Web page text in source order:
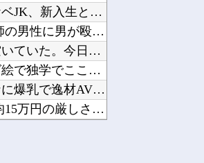
【画像】ドスケベJK、新入生といきなりエッチwwwww
【動画】 看護師の男性に男が殴りかかるが…看護師が柔術使いだ...
彼女はお腹が空いていた。今日はおひとり様で！ → 一蘭みたい...
絵師「アナログ絵で独学でここまで成長しましたー！」→AIイラ...
【画像】こんなに爆乳で逸材AV女優の田野憂さんに向けられた、...
【厚生年金 平均15万円の厳しさ】 月20万円以上はわずか1...